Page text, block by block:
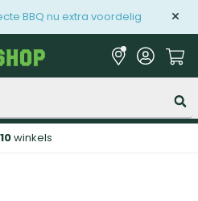
BBQ nu extra voordelig
10winkels